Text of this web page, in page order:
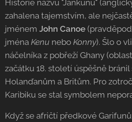
Historie názvu "Jankunu"
zahalena tajemstvím, ale
jménem John Canoe
jména Kenu nebo Konny). Šlo o
náčelníka z pobřeží Ghany
začátku 18. století úspěšně
Holanďanům a Britům. Pro
Karibiku se stal symbolem
Když se afričtí předkové